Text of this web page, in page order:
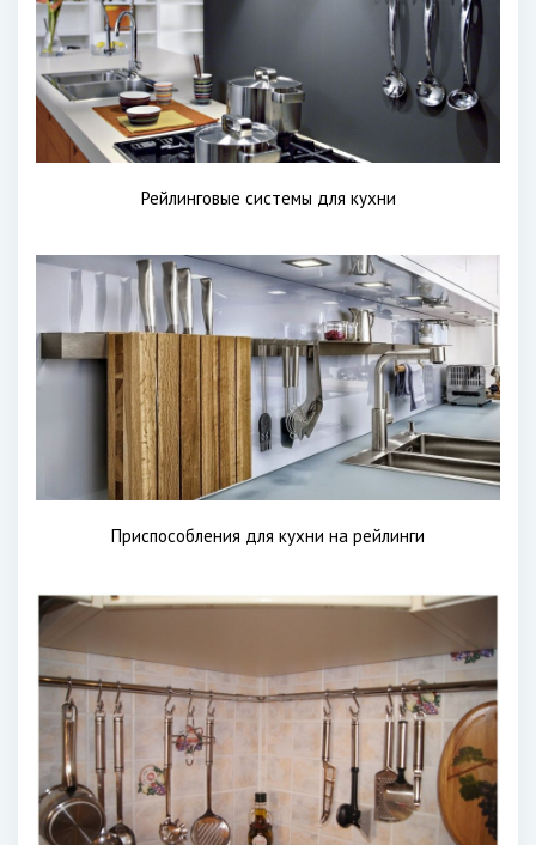
Рейлинговые системы для кухни
Приспособления для кухни на рейлинги